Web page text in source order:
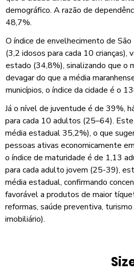
demográfico. A razão de
48,7%.
O índice de envelhecimento de
(3,2 idosos para cada 10 crianças),
estado (34,8%), sinalizando que o
devagar do que a média
municípios, o índice da cidade é o
Já o nível de juventude é de 39%,
para cada 10 adultos (25–64).
média estadual 35,2%), o que
pessoas ativas economicamente
o índice de maturidade é de 1,13
para cada adulto jovem (25-39),
média estadual, confirmando
favorável a produtos de maior
reformas, saúde preventiva,
imobiliário).